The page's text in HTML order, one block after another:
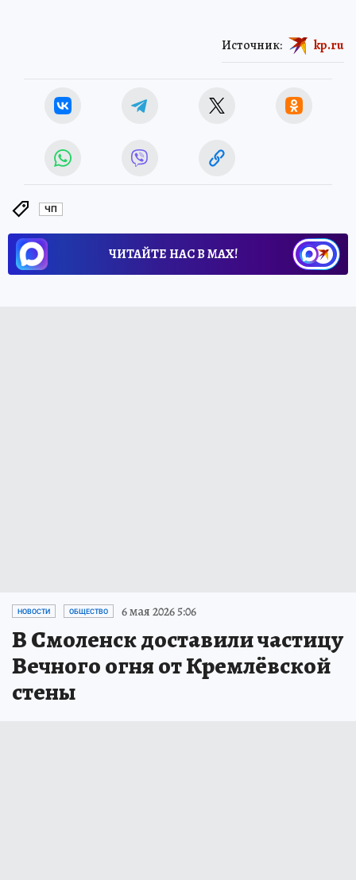
Источник: kp.ru
ЧП
ЧИТАЙТЕ НАС В МАХ!
НОВОСТИ ОБЩЕСТВО 6 мая 2026 5:06
В Смоленск доставили частицу
Вечного огня от Кремлёвской
стены